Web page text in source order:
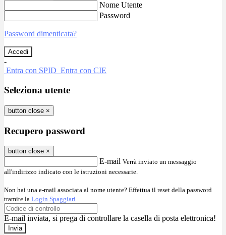
Nome Utente
Password
Password dimenticata?
-
Entra con SPID Entra con CIE
Seleziona utente
button close ×
Recupero password
button close ×
E-mail Verrà inviato un messaggio
all'indirizzo indicato con le istruzioni necessarie.
Non hai una e-mail associata al nome utente? Effettua il reset della password
tramite la Login Spaggiari
E-mail inviata, si prega di controllare la casella di posta elettronica!